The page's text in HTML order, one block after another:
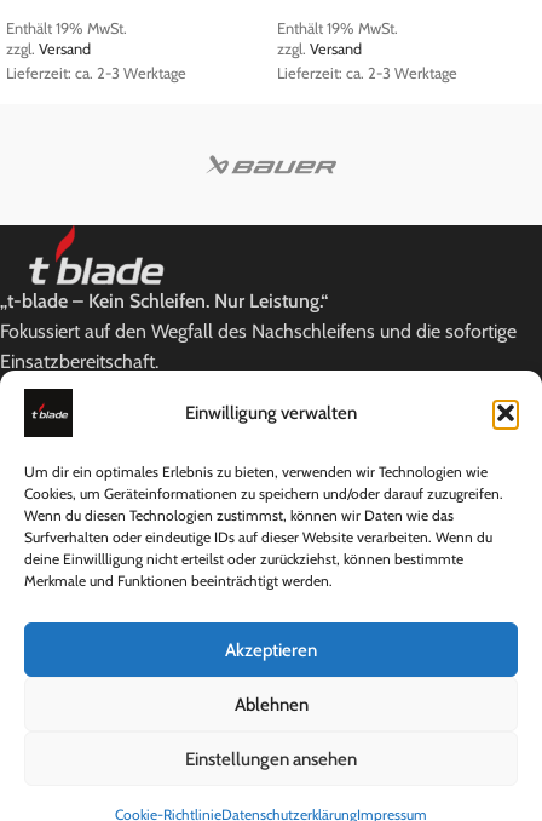
Einwilligung verwalten
Um dir ein optimales Erlebnis zu bieten, verwenden wir Technologien wie
Cookies, um Geräteinformationen zu speichern und/oder darauf zuzugreifen.
Wenn du diesen Technologien zustimmst, können wir Daten wie das
Surfverhalten oder eindeutige IDs auf dieser Website verarbeiten. Wenn du
deine Einwillligung nicht erteilst oder zurückziehst, können bestimmte
Merkmale und Funktionen beeinträchtigt werden.
Akzeptieren
Ablehnen
Einstellungen ansehen
Cookie-RichtlinieDatenschutzerklärungImpressum
Enthält 19% MwSt.
zzgl. Versand
Lieferzeit: ca. 2-3 Werktage
Enthält 19% MwSt.
zzgl. Versand
Lieferzeit: ca. 2-3 Werktage
„t-blade – Kein Schleifen. Nur Leistung.“
Fokussiert auf den Wegfall des Nachschleifens und die sofortige
Einsatzbereitschaft.
Lindauer Straße 1a, 86842 Türkheim
Telefon: +49 [0] 8247 - 387 99 81
E-Mail: support@t-blade.shop
NEUESTE BEITRÄGE
KATEGORIEN
©t-blade2026 •Built byMIOSMEDIA